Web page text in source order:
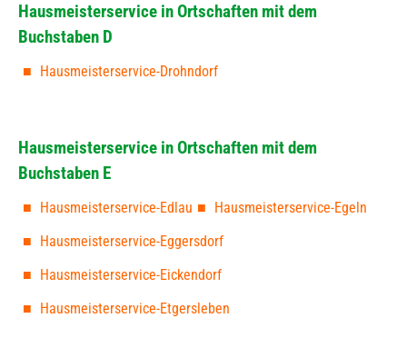
Hausmeisterservice in Ortschaften mit dem
Buchstaben D
Hausmeisterservice-Drohndorf
Hausmeisterservice in Ortschaften mit dem
Buchstaben E
Hausmeisterservice-Edlau
Hausmeisterservice-Egeln
Hausmeisterservice-Eggersdorf
Hausmeisterservice-Eickendorf
Hausmeisterservice-Etgersleben